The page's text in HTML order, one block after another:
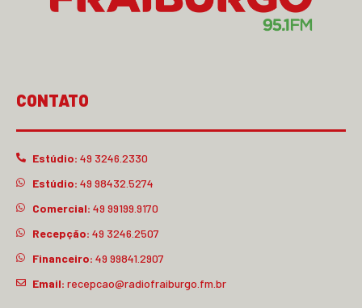
CONTATO
Estúdio: 49 3246.2330
Estúdio: 49 98432.5274
Comercial: 49 99199.9170
Recepção: 49 3246.2507
Financeiro: 49 99841.2907
Email: recepcao@radiofraiburgo.fm.br